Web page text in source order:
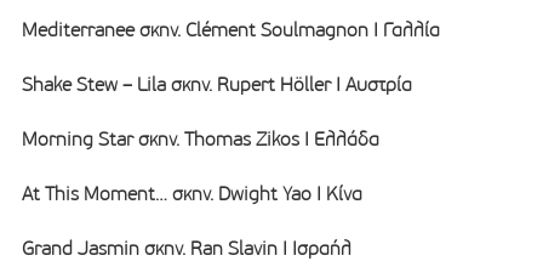
Mediterranee σκην. Clément Soulmagnon I Γαλλία
Shake Stew – Lila σκην. Rupert Höller I Αυστρία
Morning Star σκην. Thomas Zikos I Ελλάδα
At This Moment… σκην. Dwight Yao I Κίνα
Grand Jasmin σκην. Ran Slavin I Ισραήλ